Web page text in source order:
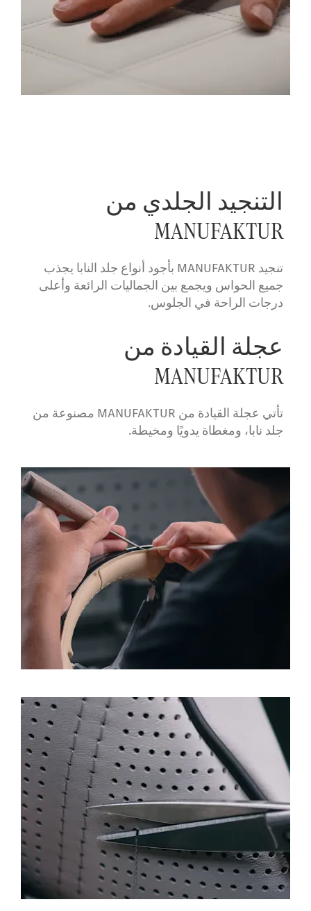
التنجيد الجلدي من
MANUFAKTUR
تنجيد MANUFAKTUR بأجود أنواع جلد النابا يجذب
جميع الحواس ويجمع بين الجماليات الرائعة وأعلى
درجات الراحة في الجلوس.
عجلة القيادة من
MANUFAKTUR
تأتي عجلة القيادة من MANUFAKTUR مصنوعة من
جلد نابا، ومغطاة يدويًا ومخيطة.